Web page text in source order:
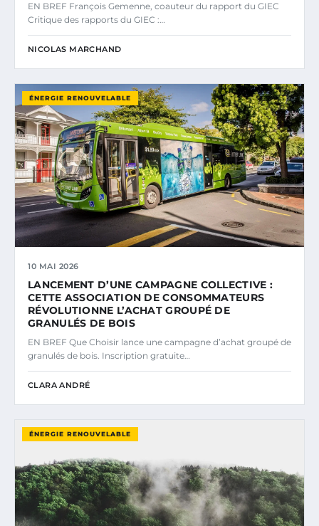
EN BREF François Gemenne, coauteur du rapport du GIEC
Critique des rapports du GIEC :…
NICOLAS MARCHAND
ÉNERGIE RENOUVELABLE
10 MAI 2026
LANCEMENT D’UNE CAMPAGNE COLLECTIVE :
CETTE ASSOCIATION DE CONSOMMATEURS
RÉVOLUTIONNE L’ACHAT GROUPÉ DE
GRANULÉS DE BOIS
EN BREF Que Choisir lance une campagne d’achat groupé de
granulés de bois. Inscription gratuite…
CLARA ANDRÉ
ÉNERGIE RENOUVELABLE